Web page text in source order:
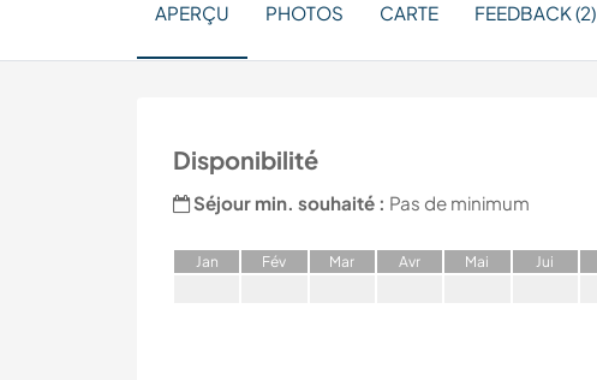
APERÇU PHOTOS CARTE FEEDBACK (2)
Disponibilité
Séjour min. souhaité : Pas de minimum
Jan Fév Mar Avr Mai Jui